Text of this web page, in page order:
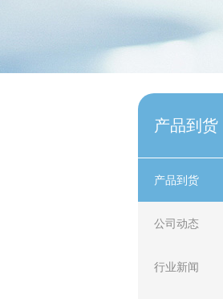
产品到货
产品到货
公司动态
行业新闻